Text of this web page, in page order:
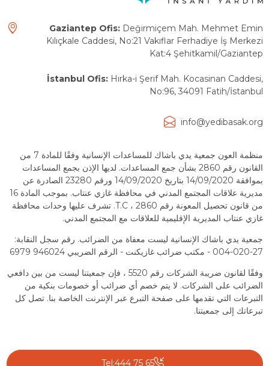
Gaziantep Ofis:Değirmiçem Mah. Mehmet Emin
Kılıçkale Caddesi, No:21 Vakıflar Ferhadiye İş Merkezi
Kat:4 Şehitkamil/Gaziantep
İstanbul Ofis:Hırka-i Şerif Mah. Kocasinan Caddesi,
No:96, 34091 Fatih/İstanbul
info@yedibasak.org
منظمة العون جمعية يدي باشاك للمساعدات الإنسانية وفقًا للمادة 7 من
القانون رقم 2860 بشأن جمع المساعدات. لديها الإذن بجمع المساعدات
بموافقة 14/09/2020 بتاريخ 14/09/2020 ورقم 23280 الصادرة عن
مديرية علاقات المجتمع المدني في محافظة غازي عنتاب. بموجب المادة 16
من قانون تحصيل المعونة رقم 2860 ، T.C. تشرف عليها وحدات محافظة
غازي عنتاب المديرية الإقليمية للعلاقات مع المجتمع المدني.
جمعية يدي باشاك الإنسانية ليست معفاة من الضرائب. رقم سجل النقابة:
27-020-004 - مكتب ضرائب غازيكنت - الرقم الضريبي 946024 6979
وفقًا لقانون ضريبة الشركات رقم 5520 ، فإن جمعيتنا ليست من بين دافعي
الضرائب على الشركات. لا يتم خصم أي ضرائب أو خصومات بنكية من
التبرعات التي تقدمها على صفحة التبرع عبر الإنترنت الخاصة بنا. تصل كل
تبرعاتك إلى جمعيتنا.
Tel:444 75 65